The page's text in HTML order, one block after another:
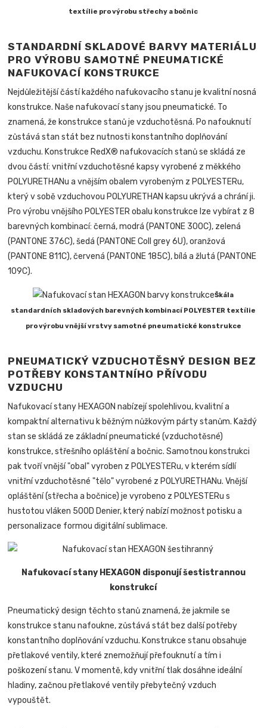
textílie pro výrobu střechy a bočnic
STANDARDNÍ SKLADOVÉ BARVY MATERIÁLU
PRO VÝROBU SAMOTNÉ PNEUMATICKÉ
NAFUKOVACÍ KONSTRUKCE
Nejdůležitější částí každého nafukovacího stanu je kvalitní nosná
konstrukce. Naše nafukovací stany jsou pneumatické. To
znamená, že konstrukce stanů je vzduchotěsná. Po nafouknutí
zůstává stan stát bez nutnosti konstantního doplňování
vzduchu. Konstrukce RedX® nafukovacích stanů se skládá ze
dvou částí: vnitřní vzduchotěsné kapsy vyrobené z měkkého
POLYURETHANu a vnějším obalem vyrobeným z POLYESTERu,
který v sobě vzduchovou POLYURETHAN kapsu ukrývá a chrání ji.
Pro výrobu vnějšího POLYESTER obalu konstrukce lze vybírat z 8
barevných kombinací: černá, modrá (PANTONE 300C), zelená
(PANTONE 376C), šedá (PANTONE Coll grey 6U), oranžová
(PANTONE 811C), červená (PANTONE 185C), bílá a žlutá (PANTONE
109C).
Škála
standardních skladových barevných kombinací POLYESTER textílie
pro výrobu vnější vrstvy samotné pneumatické konstrukce
PNEUMATICKÝ VZDUCHOTĚSNÝ DESIGN BEZ
POTŘEBY KONSTANTNÍHO PŘÍVODU
VZDUCHU
Nafukovací stany HEXAGON nabízejí spolehlivou, kvalitní a
kompaktní alternativu k běžným nůžkovým párty stanům. Každý
stan se skládá ze základní pneumatické (vzduchotěsné)
konstrukce, střešního opláštění a bočnic. Samotnou konstrukci
pak tvoří vnější "obal" vyroben z POLYESTERu, v kterém sídlí
vnitřní vzduchotěsné "tělo" vyrobené z POLYURETHANu. Vnější
opláštění (střecha a bočnice) je vyrobeno z POLYESTERu s
hustotou vláken 500D Denier, který nabízí možnost potisku a
personalizace formou digitální sublimace.
Nafukovací stany HEXAGON disponují šestistrannou
konstrukcí
Pneumatický design těchto stanů znamená, že jakmile se
konstrukce stanu nafoukne, zůstává stát bez další potřeby
konstantního doplňování vzduchu. Konstrukce stanu obsahuje
přetlakové ventily, které znemožňují přefouknutí a tím i
poškození stanu. V momentě, kdy vnitřní tlak dosáhne ideální
hladiny, začnou přetlakové ventily přebytečný vzduch
vypouštět.